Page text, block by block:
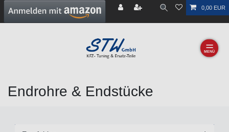
0,00 EUR
☰
Endrohre & Endstücke